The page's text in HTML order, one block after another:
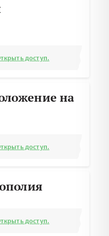
доступ.
на
доступ.
доступ.